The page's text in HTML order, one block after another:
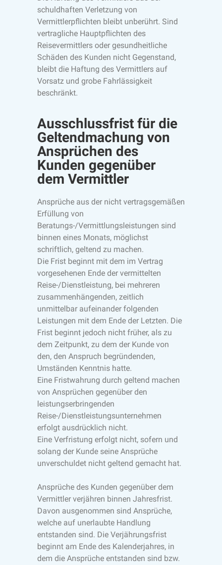
schuldhaften Verletzung von
Vermittlerpflichten bleibt unberührt. Sind
vertragliche Hauptpflichten des
Reisevermittlers oder gesundheitliche
Schäden des Kunden nicht Gegenstand,
bleibt die Haftung des Vermittlers auf
Vorsatz und grobe Fahrlässigkeit
beschränkt.
Ausschlussfrist für die
Geltendmachung von
Ansprüchen des
Kunden gegenüber
dem Vermittler
Ansprüche aus der nicht vertragsgemäßen
Erfüllung von
Beratungs-/Vermittlungsleistungen sind
binnen eines Monats, möglichst
schriftlich, geltend zu machen.
Die Frist beginnt mit dem im Vertrag
vorgesehenen Ende der vermittelten
Reise-/Dienstleistung, bei mehreren
zusammenhängenden, zeitlich
unmittelbar aufeinander folgenden
Leistungen mit dem Ende der Letzten. Die
Frist beginnt jedoch nicht früher, als zu
dem Zeitpunkt, zu dem der Kunde von
den, den Anspruch begründenden,
Umständen Kenntnis hatte.
Eine Fristwahrung durch geltend machen
von Ansprüchen gegenüber den
leistungserbringenden
Reise-/Dienstleistungsunternehmen
erfolgt ausdrücklich nicht.
Eine Verfristung erfolgt nicht, sofern und
solang der Kunde seine Ansprüche
unverschuldet nicht geltend gemacht hat.
Ansprüche des Kunden gegenüber dem
Vermittler verjähren binnen Jahresfrist.
Davon ausgenommen sind Ansprüche,
welche auf unerlaubte Handlung
entstanden sind. Die Verjährungsfrist
beginnt am Ende des Kalenderjahres, in
dem die Ansprüche entstanden sind bzw.